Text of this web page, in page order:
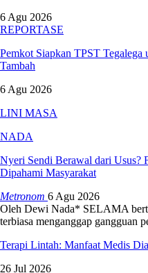
6 Agu 2026
REPORTASE
Pemkot Siapkan TPST
Tambah
6 Agu 2026
LINI MASA
NADA
Nyeri Sendi Berawal dari Usus?
Dipahami Masyarakat
Metronom 6 Agu 2026
Oleh Dewi Nada* SELAMA
terbiasa menganggap gangguan
Terapi Lintah: Manfaat Medis
26 Jul 2026